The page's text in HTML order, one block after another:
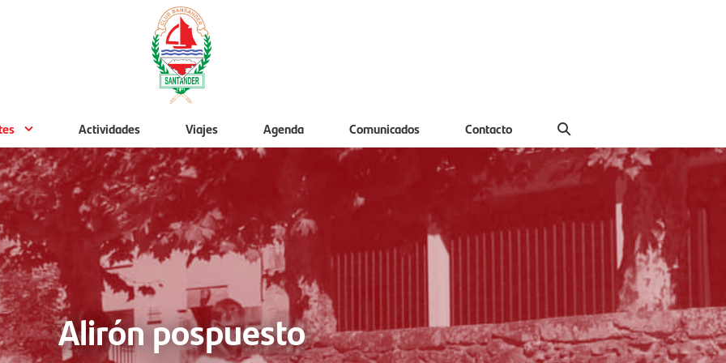
Actividades Viajes Agenda Comunicados Contacto
Alirón pospuesto